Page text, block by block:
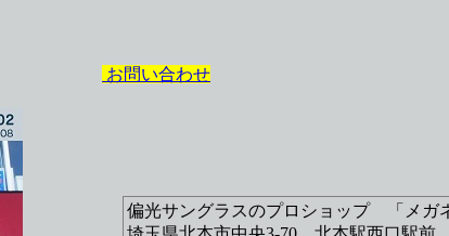
お問い合わせ
偏光サングラスのプロショップ 「メガ